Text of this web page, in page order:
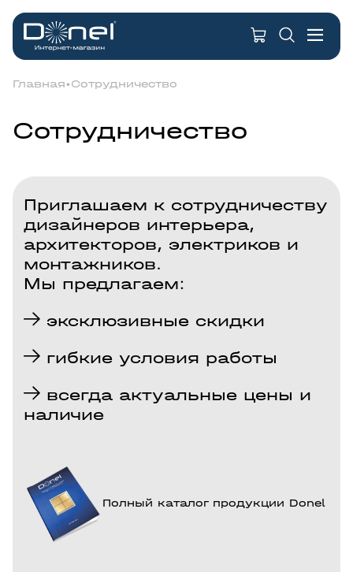
Главная Сотрудничество
Сотрудничество
Приглашаем к сотрудничеству
дизайнеров интерьера,
архитекторов, электриков и
монтажников.
Мы предлагаем:
эксклюзивные скидки
гибкие условия работы
всегда актуальные цены и
наличие
Полный каталог продукции Donel